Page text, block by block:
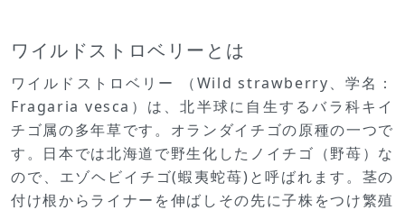
ワイルドストロベリーとは
ワイルドストロベリー （Wild strawberry、学名：
Fragaria vesca）は、北半球に自生するバラ科キイ
チゴ属の多年草です。オランダイチゴの原種の一つで
す。日本では北海道で野生化したノイチゴ（野苺）な
ので、エゾヘビイチゴ(蝦夷蛇苺)と呼ばれます。茎の
付け根からライナーを伸ばしその先に子株をつけ繁殖